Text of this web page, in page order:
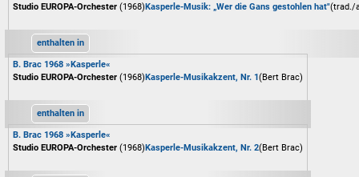
Studio EUROPA-Orchester (1968)Kasperle-Musik: „Wer die Gans gestohlen hat"(trad./
enthalten in
B. Brac 1968 »Kasperle«
Studio EUROPA-Orchester (1968)Kasperle-Musikakzent, Nr. 1(Bert Brac)
enthalten in
B. Brac 1968 »Kasperle«
Studio EUROPA-Orchester (1968)Kasperle-Musikakzent, Nr. 2(Bert Brac)